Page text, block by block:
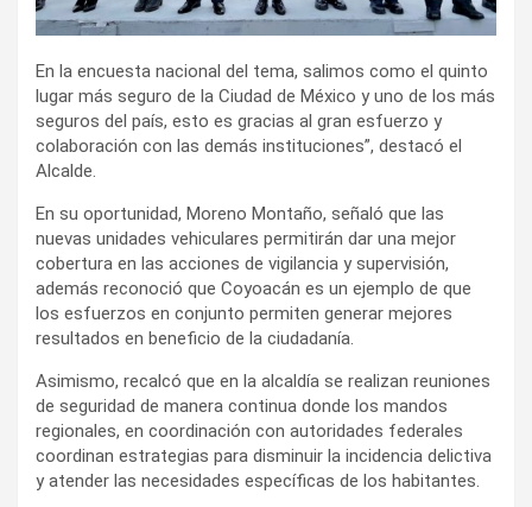
En la encuesta nacional del tema, salimos como el quinto
lugar más seguro de la Ciudad de México y uno de los más
seguros del país, esto es gracias al gran esfuerzo y
colaboración con las demás instituciones”, destacó el
Alcalde.
En su oportunidad, Moreno Montaño, señaló que las
nuevas unidades vehiculares permitirán dar una mejor
cobertura en las acciones de vigilancia y supervisión,
además reconoció que Coyoacán es un ejemplo de que
los esfuerzos en conjunto permiten generar mejores
resultados en beneficio de la ciudadanía.
Asimismo, recalcó que en la alcaldía se realizan reuniones
de seguridad de manera continua donde los mandos
regionales, en coordinación con autoridades federales
coordinan estrategias para disminuir la incidencia delictiva
y atender las necesidades específicas de los habitantes.